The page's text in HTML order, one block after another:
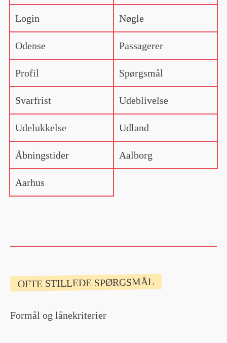
Login Nøgle
Odense Passagerer
Profil Spørgsmål
Svarfrist Udeblivelse
Udelukkelse Udland
Åbningstider Aalborg
Aarhus
OFTE STILLEDE SPØRGSMÅL
Formål og lånekriterier